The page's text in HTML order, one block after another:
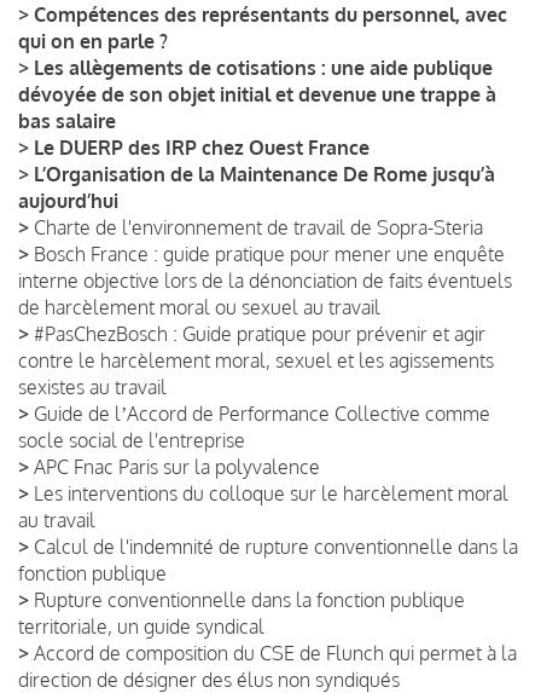
> Compétences des représentants du personnel, avec
qui on en parle ?
> Les allègements de cotisations : une aide publique
dévoyée de son objet initial et devenue une trappe à
bas salaire
> Le DUERP des IRP chez Ouest France
> L’Organisation de la Maintenance De Rome jusqu’à
aujourd’hui
> Charte de l'environnement de travail de Sopra-Steria
> Bosch France : guide pratique pour mener une enquête
interne objective lors de la dénonciation de faits éventuels
de harcèlement moral ou sexuel au travail
> #PasChezBosch : Guide pratique pour prévenir et agir
contre le harcèlement moral, sexuel et les agissements
sexistes au travail
> Guide de lʼAccord de Performance Collective comme
socle social de l'entreprise
> APC Fnac Paris sur la polyvalence
> Les interventions du colloque sur le harcèlement moral
au travail
> Calcul de l'indemnité de rupture conventionnelle dans la
fonction publique
> Rupture conventionnelle dans la fonction publique
territoriale, un guide syndical
> Accord de composition du CSE de Flunch qui permet à la
direction de désigner des élus non syndiqués